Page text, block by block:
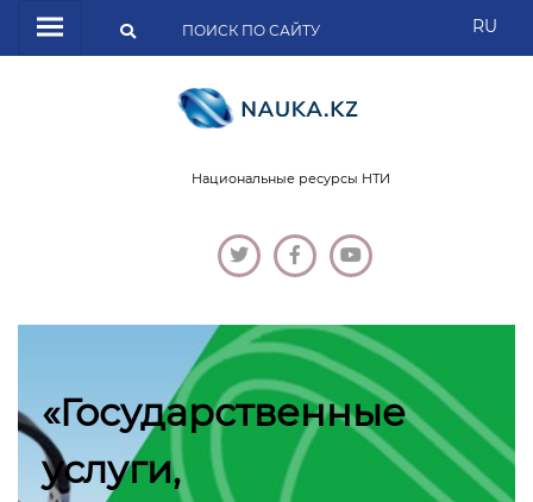
RU
Национальные ресурсы НТИ
«Государственные
услуги,